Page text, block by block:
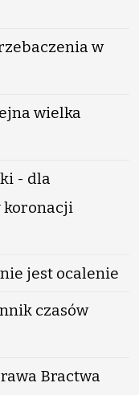
w
wielka
- dla
koronacji
jest ocalenie
czasów
Bractwa